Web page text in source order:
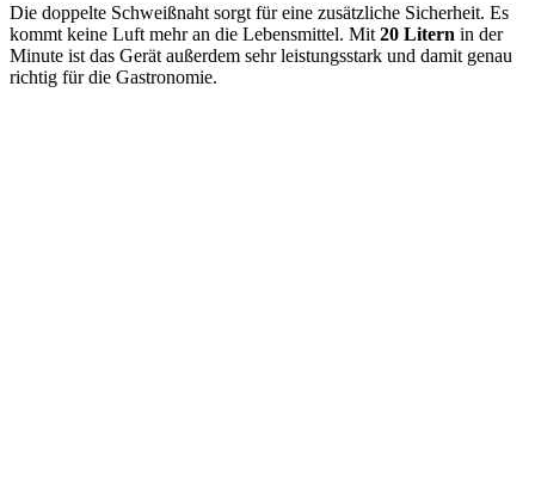
Die doppelte Schweißnaht sorgt für eine zusätzliche Sicherheit. Es
kommt keine Luft mehr an die Lebensmittel. Mit 20 Litern in der
Minute ist das Gerät außerdem sehr leistungsstark und damit genau
richtig für die Gastronomie.